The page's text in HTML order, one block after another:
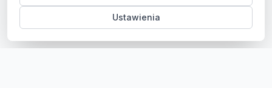
Ustawienia